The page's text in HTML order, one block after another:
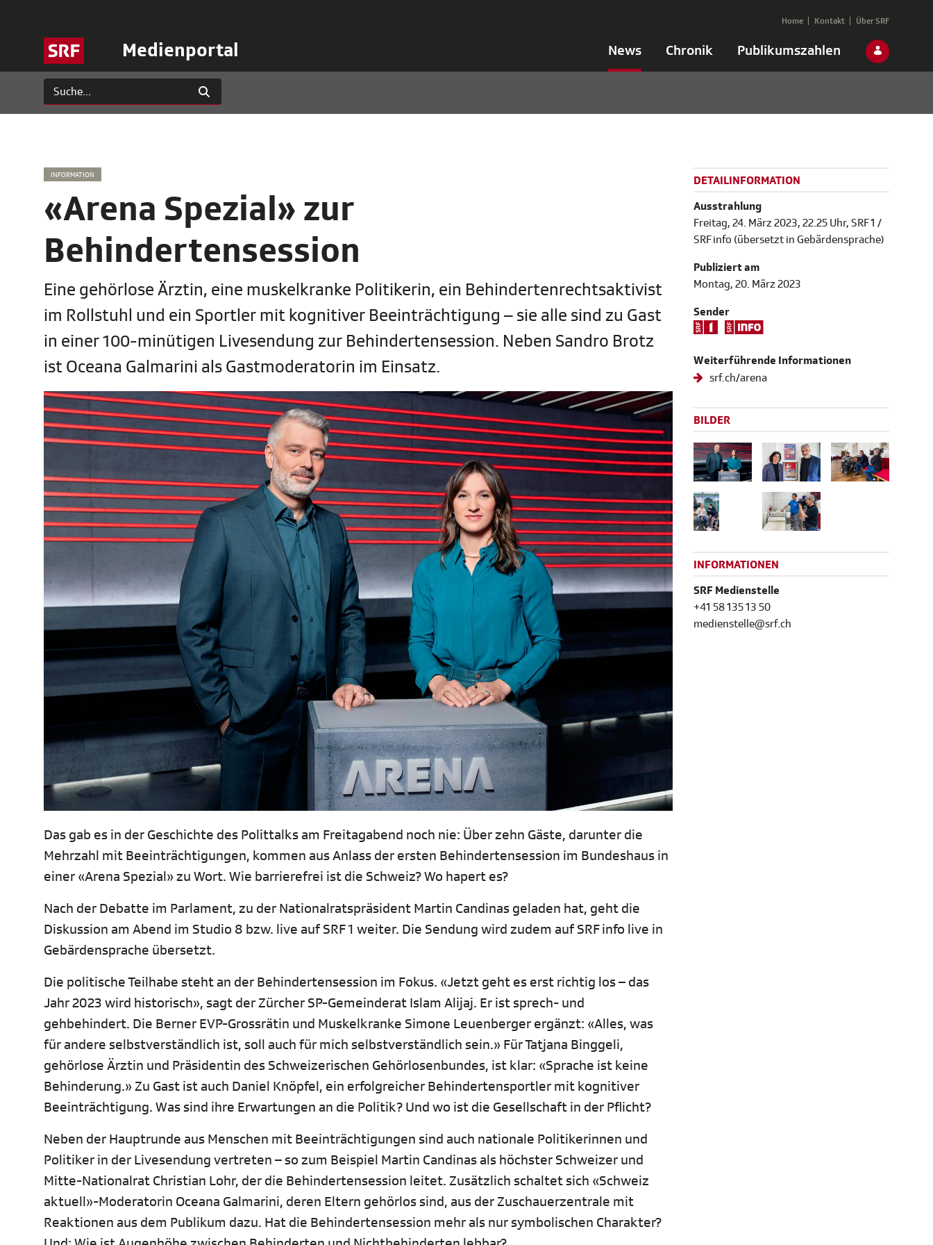
Medienportal News Chronik Publikumszahlen
Home Kontakt Über SRF
INFORMATION
«Arena Spezial» zur
Behindertensession
Eine gehörlose Ärztin, eine muskelkranke Politikerin, ein Behindertenrechtsaktivist
im Rollstuhl und ein Sportler mit kognitiver Beeinträchtigung – sie alle sind zu Gast
in einer 100-minütigen Livesendung zur Behindertensession. Neben Sandro Brotz
ist Oceana Galmarini als Gastmoderatorin im Einsatz.
Das gab es in der Geschichte des Polittalks am Freitagabend noch nie: Über zehn Gäste, darunter die
Mehrzahl mit Beeinträchtigungen, kommen aus Anlass der ersten Behindertensession im Bundeshaus in
einer «Arena Spezial» zu Wort. Wie barrierefrei ist die Schweiz? Wo hapert es?
Nach der Debatte im Parlament, zu der Nationalratspräsident Martin Candinas geladen hat, geht die
Diskussion am Abend im Studio 8 bzw. live auf SRF 1 weiter. Die Sendung wird zudem auf SRF info live in
Gebärdensprache übersetzt.
Die politische Teilhabe steht an der Behindertensession im Fokus. «Jetzt geht es erst richtig los – das
Jahr 2023 wird historisch», sagt der Zürcher SP-Gemeinderat Islam Alijaj. Er ist sprech- und
gehbehindert. Die Berner EVP-Grossrätin und Muskelkranke Simone Leuenberger ergänzt: «Alles, was
für andere selbstverständlich ist, soll auch für mich selbstverständlich sein.» Für Tatjana Binggeli,
gehörlose Ärztin und Präsidentin des Schweizerischen Gehörlosenbundes, ist klar: «Sprache ist keine
Behinderung.» Zu Gast ist auch Daniel Knöpfel, ein erfolgreicher Behindertensportler mit kognitiver
Beeinträchtigung. Was sind ihre Erwartungen an die Politik? Und wo ist die Gesellschaft in der Pflicht?
Neben der Hauptrunde aus Menschen mit Beeinträchtigungen sind auch nationale Politikerinnen und
Politiker in der Livesendung vertreten – so zum Beispiel Martin Candinas als höchster Schweizer und
Mitte-Nationalrat Christian Lohr, der die Behindertensession leitet. Zusätzlich schaltet sich «Schweiz
aktuell»-Moderatorin Oceana Galmarini, deren Eltern gehörlos sind, aus der Zuschauerzentrale mit
Reaktionen aus dem Publikum dazu. Hat die Behindertensession mehr als nur symbolischen Charakter?
DETAILINFORMATION
Ausstrahlung
Freitag, 24. März 2023, 22.25 Uhr, SRF 1 /
SRF info (übersetzt in Gebärdensprache)
Publiziert am
Montag, 20. März 2023
Sender
Weiterführende Informationen
srf.ch/arena
BILDER
INFORMATIONEN
SRF Medienstelle
+41 58 135 13 50
medienstelle@srf.ch